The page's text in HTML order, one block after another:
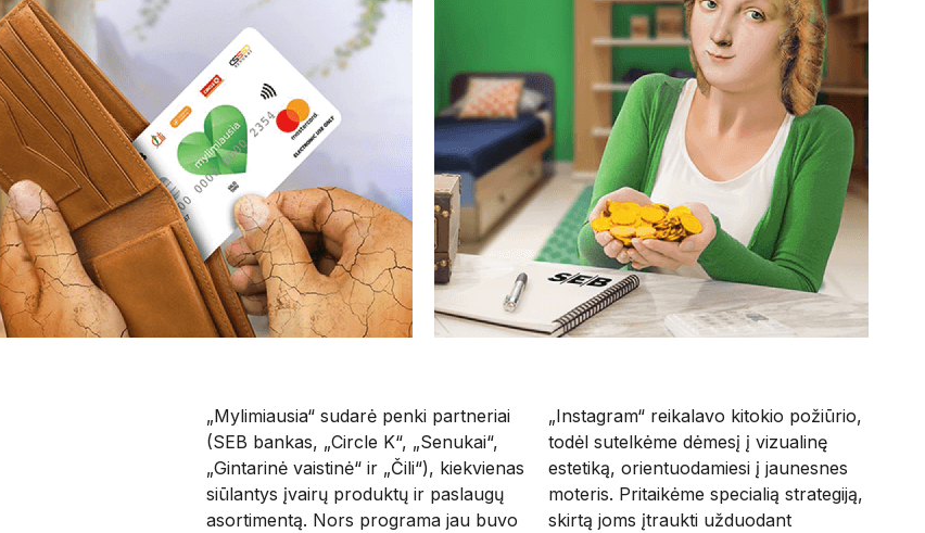
„Mylimiausia“ sudarė penki partneriai
(SEB bankas, „Circle K“, „Senukai“,
„Gintarinė vaistinė“ ir „Čili“), kiekvienas
siūlantys įvairų produktų ir paslaugų
asortimentą. Nors programa jau buvo
„Instagram“ reikalavo kitokio požiūrio,
todėl sutelkėme dėmesį į vizualinę
estetiką, orientuodamiesi į jaunesnes
moteris. Pritaikėme specialią strategiją,
skirtą joms įtraukti užduodant